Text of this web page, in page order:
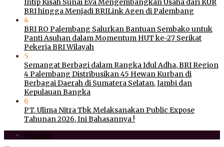
Intip Kisah Sunai Eva Mengembangkan Usaha dari KUR
BRI hingga Menjadi BRILink Agen di Palembang
4
BRI RO Palembang Salurkan Bantuan Sembako untuk
Panti Asuhan dalam Momentum HUT ke-27 Serikat
Pekerja BRI Wilayah
5
Semangat Berbagi dalam Rangka Idul Adha, BRI Region
4 Palembang Distribusikan 45 Hewan Kurban di
Berbagai Daerah di Sumatera Selatan, Jambi dan
Kepulauan Bangka
6
PT. Ulima Nitra Tbk Melaksanakan Public Expose
Tahunan 2026, Ini Bahasannya !
Populer